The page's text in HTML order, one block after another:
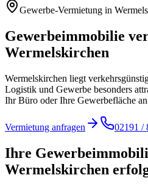
Gewerbe-Vermietung in
Gewerbeimmobilie
Wermelskirchen
Wermelskirchen liegt
Logistik und Gewerbe besonders
Ihr Büro oder Ihre Gewerbefläche
Vermietung anfragen 02191 /
Ihre
Wermelskirchen